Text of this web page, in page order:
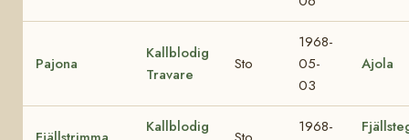
Pajona
Kallblodig
Travare
Sto
1968-
05-
03
Ajola
Kallblodig
1968-